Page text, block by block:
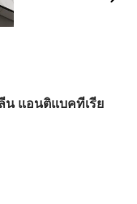
น แอนติแบคทีเรีย